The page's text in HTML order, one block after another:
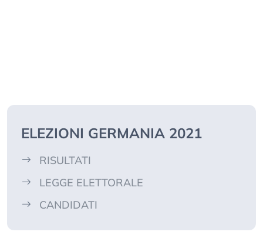
ELEZIONI GERMANIA 2021
RISULTATI
LEGGE ELETTORALE
CANDIDATI